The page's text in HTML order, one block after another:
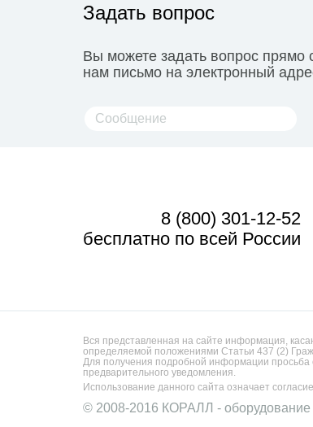
Задать вопрос
Вы можете задать вопрос прямо
нам письмо на электронный
8 (800) 301-12-52
бесплатно по всей России
Вся представленная на сайте информация,
определяемой положениями Статьи 437 (2)
Для получения подробной информации
предварительного уведомления.
Использование данного сайта означает
© 2008-2016 КОРАЛЛ - оборудование